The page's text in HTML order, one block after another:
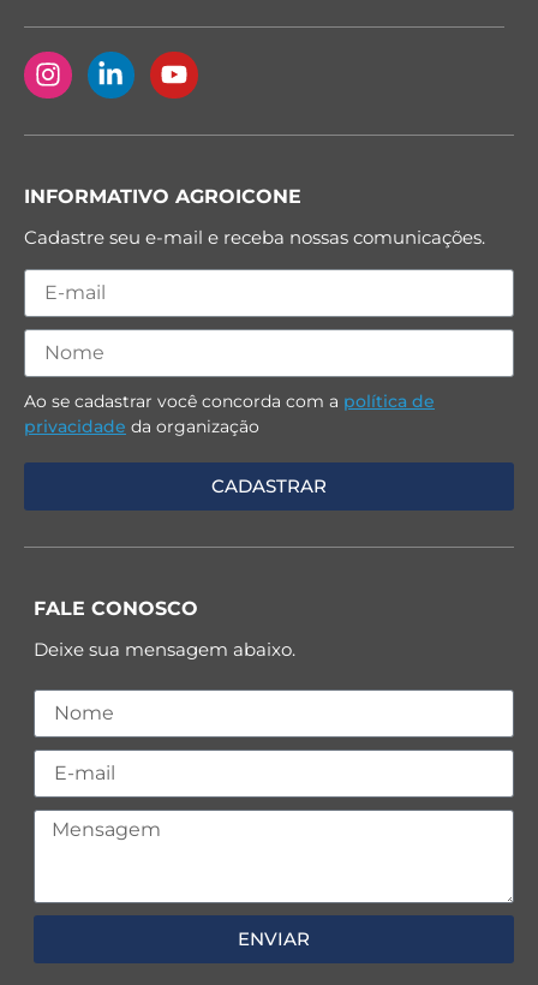
INFORMATIVO AGROICONE
Cadastre seu e-mail e receba nossas comunicações.
Ao se cadastrar você concorda com a política de
privacidade da organização
FALE CONOSCO
Deixe sua mensagem abaixo.
ENVIAR